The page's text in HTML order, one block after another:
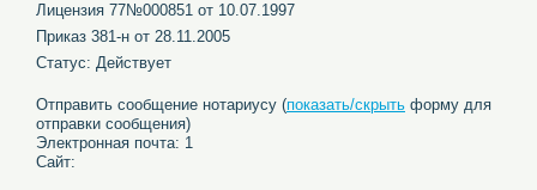
Лицензия 77№000851 от 10.07.1997
Приказ 381-н от 28.11.2005
Статус: Действует
Отправить сообщение нотариусу (показать/скрыть форму для
отправки сообщения)
Электронная почта: 1
Сайт: